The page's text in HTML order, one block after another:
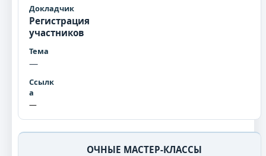
Регистрация
участников
—
—
ОЧНЫЕ МАСТЕР-КЛАССЫ